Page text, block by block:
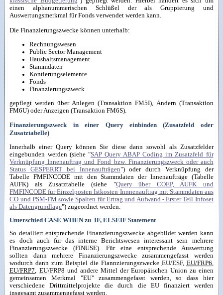
einen alphanummerischen Schlüßel der als Gruppierung und
Auswertungsmerkmal für Fonds verwendet werden kann.
Die Finanzierungszwecke können unterhalb:
Rechnungswesen
Public Sector Management
Haushaltsmanagement
Stammdaten
Kontierungselemente
Fonds
Finanzierungszweck
gepflegt werden über Anlegen (Transaktion FM5I), Ändern (Transaktion
FM6U) oder Anzeigen (Transaktion FM6S).
Finanzierungszweck in einer Query einbinden (Zusatzfeld oder
Zusatztabelle)
Innerhalb einer Query können Sie diese dann sowohl als Zusatzfelder
eingebunden werden (siehe "SAP Query ABAP Coding im Zusatzfeld für
Verknüpfung Innenauftrag und Fond bzw. Finanzierungszweck oder auch
Status GESPERRT bei Innenaufträgen") oder durch Verknüpfung der
Tabelle FMFINCODE mit den Stammdaten der Innenaufträge (Tabelle
AUFK) als Zusatztabelle (siehe "Query über COEP, AUFK und
FMFINCODE für Einzelposten Istkosten Innnenauftrag mit Stammdaten aus
CO und PSM-FM sowie Spalten für Ertrag und Aufwand - Erster Teil Infoset
als Datengrundlage") zugeordnet werden.
Unterschied CASE WHEN zu IF, ELSEIF Statement
So detailiert entsprechende Finanzierungszwecke abgebildet werden kann
es doch auch für das interne Berichtswesen interessant sein mehrere
Finanzierungszwecke (FINUSE). Für eine entsprechende Auswertung
sollten dann mehrere Finanzierungszwecke zusammengefasst werden
wodurch dann zum Beispiel die Fiannzierungszwecke EU/ESF, EU/FRP6,
EU/FRP7, EU/FRP8 und andere Mittel der Europäischen Union zu einen
gemeinsamen Merkmal "EU" zusammengefasst werden, so dass hier
verschiedene Drittmittelprojekte die durch die EU finanziert werden
insgesamt zusammengefasst werden.